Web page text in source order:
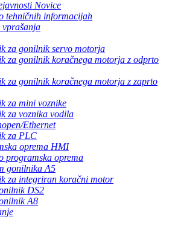
Novice
tehničnih informacijah
vprašanja
za gonilnik servo motorja
za gonilnik koračnega motorja z odprto
za gonilnik koračnega motorja z zaprto
za mini voznike
za voznika vodila
Ethernet
za PLC
oprema HMI
programska oprema
gonilnika A5
za integriran koračni motor
DS2
A8